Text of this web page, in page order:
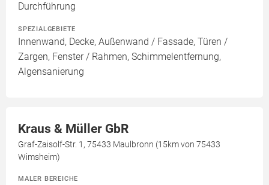
Durchführung
SPEZIALGEBIETE
Innenwand, Decke, Außenwand / Fassade, Türen /
Zargen, Fenster / Rahmen, Schimmelentfernung,
Algensanierung
Kraus & Müller GbR
Graf-Zaisolf-Str. 1, 75433 Maulbronn (15km von 75433
Wimsheim)
MALER BEREICHE